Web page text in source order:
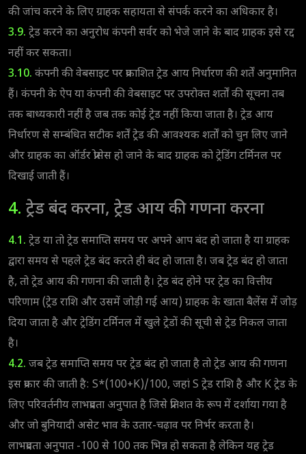
की जांच करने के लिए ग्राहक सहायता से संपर्क करने का अधिकार है।
3.9. ट्रेड करने का अनुरोध कंपनी सर्वर को भेजे जाने के बाद ग्राहक इसे रद्द
नहीं कर सकता।
3.10. कंपनी की वेबसाइट पर प्रकाशित ट्रेड आय निर्धारण की शर्तें अनुमानित
हैं। कंपनी के ऐप या कंपनी की वेबसाइट पर उपरोक्त शर्तों की सूचना तब
तक बाध्यकारी नहीं है जब तक कोई ट्रेड नहीं किया जाता है। ट्रेड आय
निर्धारण से सम्बंधित सटीक शर्तें ट्रेड की आवश्यक शर्तों को चुन लिए जाने
और ग्राहक का ऑर्डर प्रोसेस हो जाने के बाद ग्राहक को ट्रेडिंग टर्मिनल पर
दिखाई जाती हैं।
4. ट्रेड बंद करना, ट्रेड आय की गणना करना
4.1. ट्रेड या तो ट्रेड समाप्ति समय पर अपने आप बंद हो जाता है या ग्राहक
द्वारा समय से पहले ट्रेड बंद करते ही बंद हो जाता है। जब ट्रेड बंद हो जाता
है, तो ट्रेड आय की गणना की जाती है। ट्रेड बंद होने पर ट्रेड का वित्तीय
परिणाम (ट्रेड राशि और उसमें जोड़ी गई आय) ग्राहक के खाता बैलेंस में जोड़
दिया जाता है और ट्रेडिंग टर्मिनल में खुले ट्रेडों की सूची से ट्रेड निकल जाता
है।
4.2. जब ट्रेड समाप्ति समय पर ट्रेड बंद हो जाता है तो ट्रेड आय की गणना
इस प्रकार की जाती है: S*(100+K)/100, जहां S ट्रेड राशि है और K ट्रेड के
लिए परिवर्तनीय लाभप्रदता अनुपात है जिसे प्रतिशत के रूप में दर्शाया गया है
और जो बुनियादी असेट भाव के उतार-चढ़ाव पर निर्भर करता है।
लाभप्रदता अनुपात -100 से 100 तक भिन्न हो सकता है लेकिन यह ट्रेड